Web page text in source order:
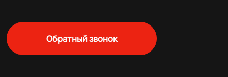
Обратный звонок